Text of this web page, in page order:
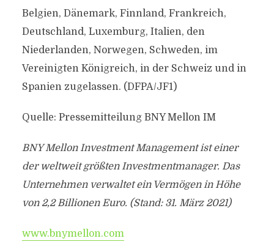
Belgien, Dänemark, Finnland, Frankreich,
Deutschland, Luxemburg, Italien, den
Niederlanden, Norwegen, Schweden, im
Vereinigten Königreich, in der Schweiz und in
Spanien zugelassen. (DFPA/JF1)
Quelle: Pressemitteilung BNY Mellon IM
BNY Mellon Investment Management ist einer
der weltweit größten Investmentmanager. Das
Unternehmen verwaltet ein Vermögen in Höhe
von 2,2 Billionen Euro. (Stand: 31. März 2021)
www.bnymellon.com